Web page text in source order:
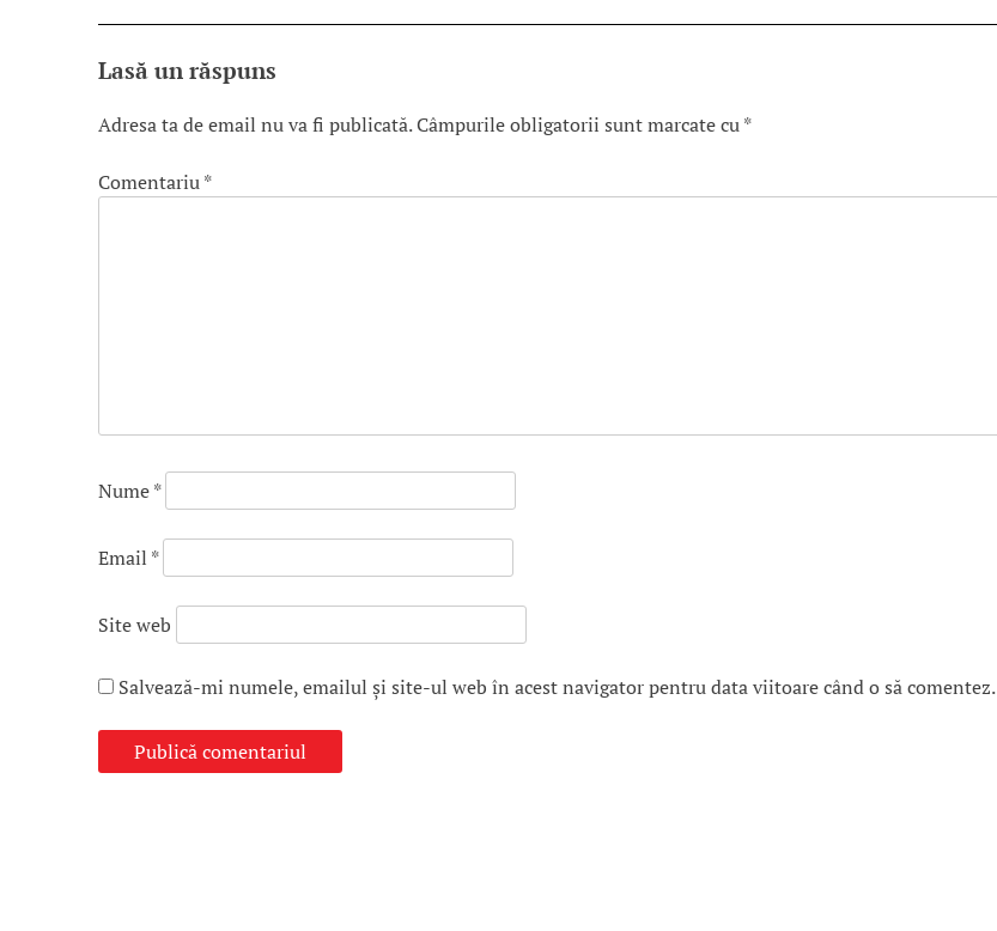
Lasă un răspuns
Adresa ta de email nu va fi publicată.Câmpurile obligatorii sunt marcate cu*
Comentariu*
Nume*
Email *
Site web
Salvează-mi numele, emailul și site-ul web în acest navigator pentru data viitoare când o să comentez.